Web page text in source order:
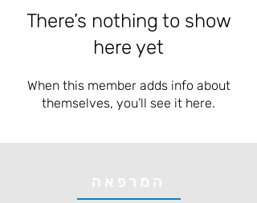
There’s nothing to show
here yet
When this member adds info about
themselves, you’ll see it here.
המרפאה